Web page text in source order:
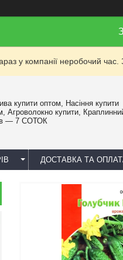
у компанії неробочий
купити оптом, Насіння купити
Агроволокно купити,
— 7 СОТОК
ДОСТАВКА ТА